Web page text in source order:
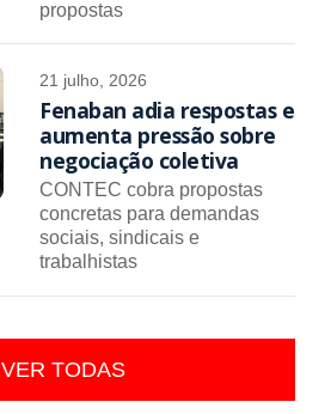
propostas
21 julho, 2026
Fenaban adia respostas e
aumenta pressão sobre
negociação coletiva
CONTEC cobra propostas
concretas para demandas
sociais, sindicais e
trabalhistas
VER TODAS